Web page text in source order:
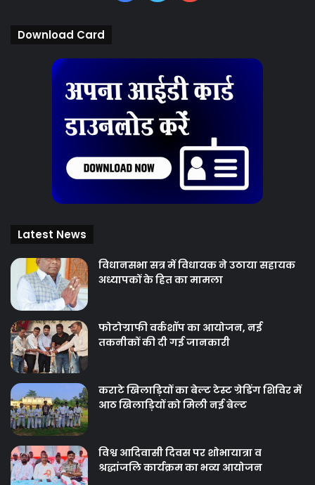
Download Card
Latest News
विधानसभा सत्र में विधायक ने उठाया सहायक
अध्यापकों के हित का मामला
फोटोग्राफी वर्कशॉप का आयोजन, नई
तकनीकों की दी गई जानकारी
कराटे खिलाड़ियों का बेल्ट टेस्ट ग्रेडिंग शिविर में
आठ खिलाड़ियों को मिली नई बेल्ट
विश्व आदिवासी दिवस पर शोभायात्रा व
श्रद्धांजलि कार्यक्रम का भव्य आयोजन